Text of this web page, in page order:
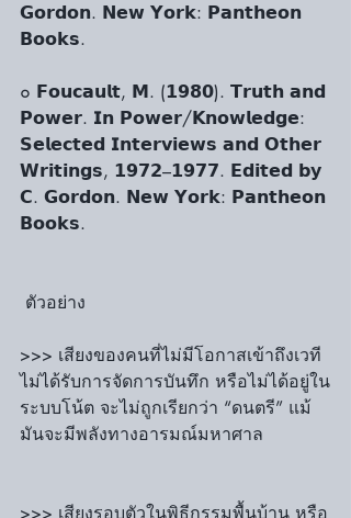
𝗚𝗼𝗿𝗱𝗼𝗻. 𝗡𝗲𝘄 𝗬𝗼𝗿𝗸: 𝗣𝗮𝗻𝘁𝗵𝗲𝗼𝗻
𝗕𝗼𝗼𝗸𝘀.
๐ 𝗙𝗼𝘂𝗰𝗮𝘂𝗹𝘁, 𝗠. (𝟭𝟵𝟴𝟬). 𝗧𝗿𝘂𝘁𝗵 𝗮𝗻𝗱
𝗣𝗼𝘄𝗲𝗿. 𝗜𝗻 𝗣𝗼𝘄𝗲𝗿/𝗞𝗻𝗼𝘄𝗹𝗲𝗱𝗴𝗲:
𝗦𝗲𝗹𝗲𝗰𝘁𝗲𝗱 𝗜𝗻𝘁𝗲𝗿𝘃𝗶𝗲𝘄𝘀 𝗮𝗻𝗱 𝗢𝘁𝗵𝗲𝗿
𝗪𝗿𝗶𝘁𝗶𝗻𝗴𝘀, 𝟭𝟵𝟳𝟮–𝟭𝟵𝟳𝟳. 𝗘𝗱𝗶𝘁𝗲𝗱 𝗯𝘆
𝗖. 𝗚𝗼𝗿𝗱𝗼𝗻. 𝗡𝗲𝘄 𝗬𝗼𝗿𝗸: 𝗣𝗮𝗻𝘁𝗵𝗲𝗼𝗻
𝗕𝗼𝗼𝗸𝘀.
ตัวอย่าง
>>> เสียงของคนที่ไม่มีโอกาสเข้าถึงเวที
ไม่ได้รับการจัดการบันทึก หรือไม่ได้อยู่ใน
ระบบโน้ต จะไม่ถูกเรียกว่า “ดนตรี” แม้
มันจะมีพลังทางอารมณ์มหาศาล
>>> เสียงรอบตัวในพิธีกรรมพื้นบ้าน หรือ